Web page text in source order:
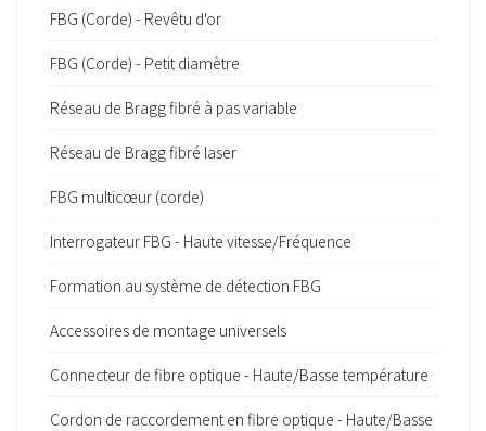
FBG (Corde) - Revêtu d'or
FBG (Corde) - Petit diamètre
Réseau de Bragg fibré à pas variable
Réseau de Bragg fibré laser
FBG multicœur (corde)
Interrogateur FBG - Haute vitesse/Fréquence
Formation au système de détection FBG
Accessoires de montage universels
Connecteur de fibre optique - Haute/Basse température
Cordon de raccordement en fibre optique - Haute/Basse